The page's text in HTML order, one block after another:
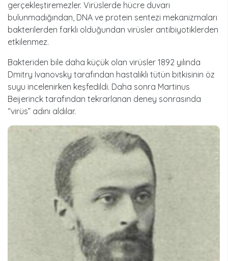
gerçekleştiremezler. Virüslerde hücre duvarı
bulunmadığından, DNA ve protein sentezi mekanizmaları
bakterilerden farklı olduğundan virüsler antibiyotiklerden
etkilenmez.
Bakteriden bile daha küçük olan virüsler 1892 yılında
Dmitry Ivanovsky tarafından hastalıklı tütün bitkisinin öz
suyu incelenirken keşfedildi. Daha sonra Martinus
Beijerinck tarafından tekrarlanan deney sonrasında
“virüs” adını aldılar.